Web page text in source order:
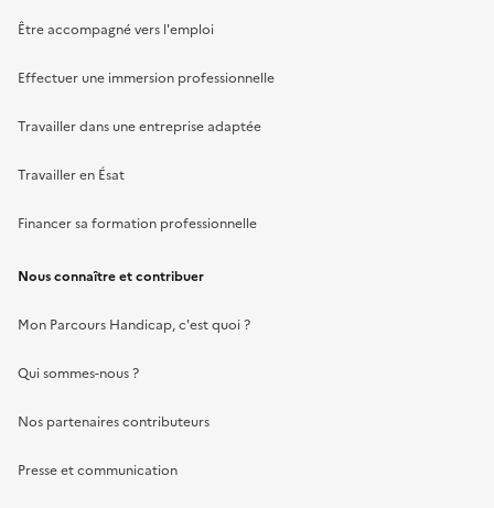
Être accompagné vers l'emploi
Effectuer une immersion professionnelle
Travailler dans une entreprise adaptée
Travailler en Ésat
Financer sa formation professionnelle
Nous connaître et contribuer
Mon Parcours Handicap, c'est quoi ?
Qui sommes-nous ?
Nos partenaires contributeurs
Presse et communication